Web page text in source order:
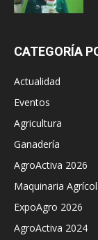
CATEGORÍA
Actualidad
Eventos
Agricultura
Ganadería
AgroActiva 2026
Maquinaria
ExpoAgro 2026
AgroActiva 2024